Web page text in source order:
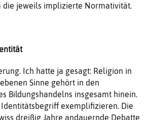
die jeweils implizierte Normativität.
Ich hatte ja gesagt: Religion in
Sinne gehört in den
Bildungshandelns insgesamt hinein.
exemplifizieren. Die
dreißig Jahre andauernde Debatte